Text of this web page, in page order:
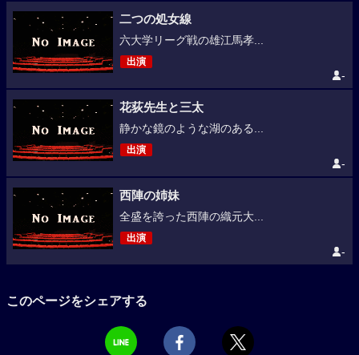
二つの処女線
六大学リーグ戦の雄江馬孝...
出演
-
花荻先生と三太
静かな鏡のような湖のある...
出演
-
西陣の姉妹
全盛を誇った西陣の織元大...
出演
-
このページをシェアする